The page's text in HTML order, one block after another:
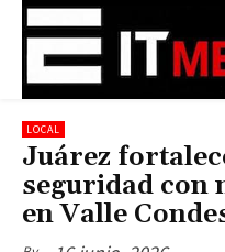
LOCAL
Juárez
seguridad con
en Valle